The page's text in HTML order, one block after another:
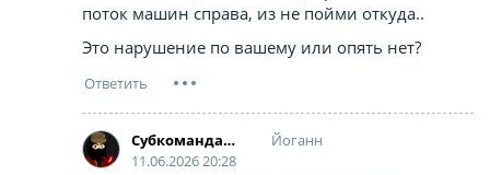
поток машин справа, из не пойми откуда..
Это нарушение по вашему или опять нет?
Cубкоманданте Маркос
Йоганн
11.06.2026 20:28